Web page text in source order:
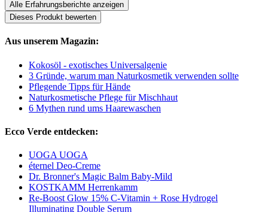
Alle Erfahrungsberichte anzeigen
Dieses Produkt bewerten
Aus unserem Magazin:
Kokosöl - exotisches Universalgenie
3 Gründe, warum man Naturkosmetik verwenden sollte
Pflegende Tipps für Hände
Naturkosmetische Pflege für Mischhaut
6 Mythen rund ums Haarewaschen
Ecco Verde entdecken:
UOGA UOGA
éternel Deo-Creme
Dr. Bronner's Magic Balm Baby-Mild
KOSTKAMM Herrenkamm
Re-Boost Glow 15% C-Vitamin + Rose Hydrogel
Illuminating Double Serum